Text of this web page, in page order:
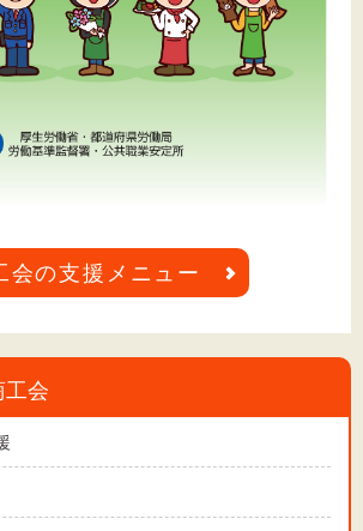
工会
会の支援メニュー